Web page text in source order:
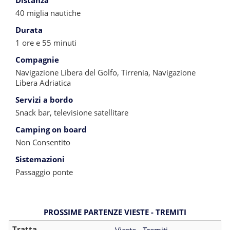
40 miglia nautiche
Durata
1 ore e 55 minuti
Compagnie
Navigazione Libera del Golfo, Tirrenia, Navigazione
Libera Adriatica
Servizi a bordo
Snack bar, televisione satellitare
Camping on board
Non Consentito
Sistemazioni
Passaggio ponte
PROSSIME PARTENZE VIESTE - TREMITI